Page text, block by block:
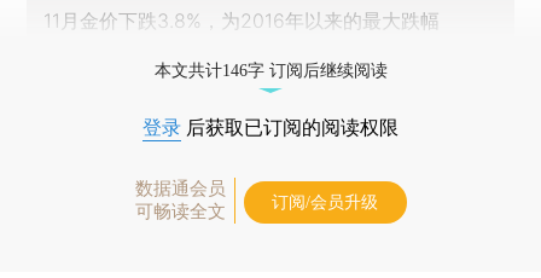
11月金价下跌3.8%，为2016年以来的最大跌幅
本文共计146字 订阅后继续阅读
登录 后获取已订阅的阅读权限
数据通会员
可畅读全文
订阅/会员升级